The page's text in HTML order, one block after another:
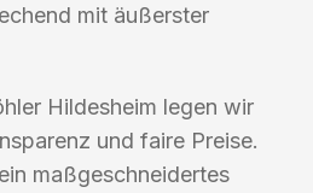
mit äußerster
Hildesheim legen wir
und faire Preise.
maßgeschneidertes